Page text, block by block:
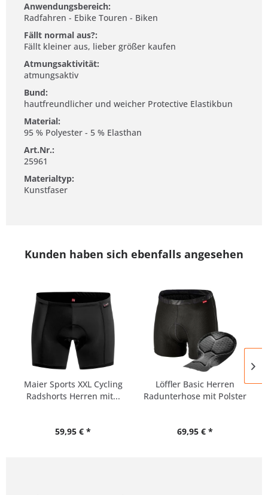
Anwendungsbereich:
Radfahren - Ebike Touren - Biken
Fällt normal aus?:
Fällt kleiner aus, lieber größer kaufen
Atmungsaktivität:
atmungsaktiv
Bund:
hautfreundlicher und weicher Protective Elastikbun
Material:
95 % Polyester - 5 % Elasthan
Art.Nr.:
25961
Materialtyp:
Kunstfaser
Kunden haben sich ebenfalls angesehen
Maier Sports XXL Cycling
Radshorts Herren mit...
59,95 € *
Löffler Basic Herren
Radunterhose mit Polster
69,95 € *